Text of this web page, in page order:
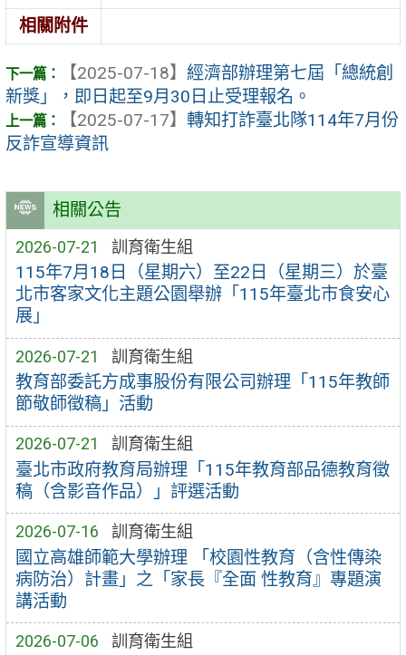
相關公告
2026-07-21 訓育衛生組
115年7月18日（星期六）至22日（星期三）於臺
北市客家文化主題公園舉辦「115年臺北市食安心
展」
2026-07-21 訓育衛生組
教育部委託方成事股份有限公司辦理「115年教師
節敬師徵稿」活動
2026-07-21 訓育衛生組
臺北市政府教育局辦理「115年教育部品德教育徵
稿（含影音作品）」評選活動
2026-07-16 訓育衛生組
國立高雄師範大學辦理 「校園性教育（含性傳染
病防治）計畫」之「家長『全面 性教育』專題演
講活動
2026-07-06 訓育衛生組
相關附件
【2025-07-18】 經濟部辦理第七屆「總統創
新獎」，即日起至9月30日止受理報名。
【2025-07-17】 轉知打詐臺北隊114年7月份
反詐宣導資訊